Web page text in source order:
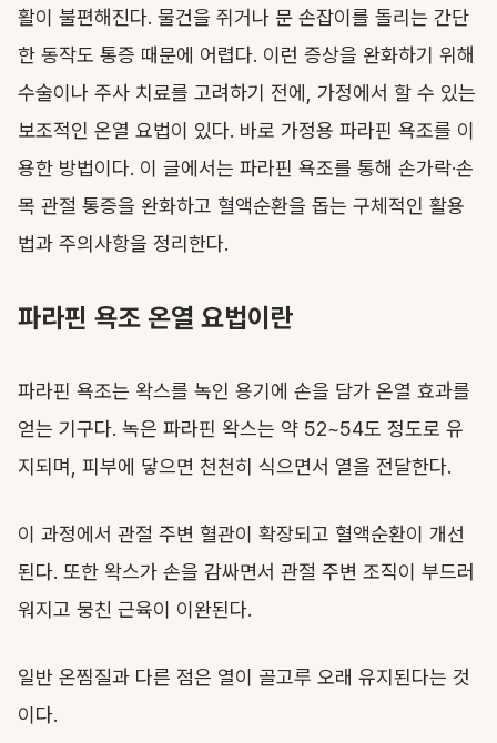
활이 불편해진다. 물건을 쥐거나 문 손잡이를 돌리는 간단
한 동작도 통증 때문에 어렵다. 이런 증상을 완화하기 위해
수술이나 주사 치료를 고려하기 전에, 가정에서 할 수 있는
보조적인 온열 요법이 있다. 바로 가정용 파라핀 욕조를 이
용한 방법이다. 이 글에서는 파라핀 욕조를 통해 손가락·손
목 관절 통증을 완화하고 혈액순환을 돕는 구체적인 활용
법과 주의사항을 정리한다.
파라핀 욕조 온열 요법이란
파라핀 욕조는 왁스를 녹인 용기에 손을 담가 온열 효과를
얻는 기구다. 녹은 파라핀 왁스는 약 52~54도 정도로 유
지되며, 피부에 닿으면 천천히 식으면서 열을 전달한다.
이 과정에서 관절 주변 혈관이 확장되고 혈액순환이 개선
된다. 또한 왁스가 손을 감싸면서 관절 주변 조직이 부드러
워지고 뭉친 근육이 이완된다.
일반 온찜질과 다른 점은 열이 골고루 오래 유지된다는 것
이다.